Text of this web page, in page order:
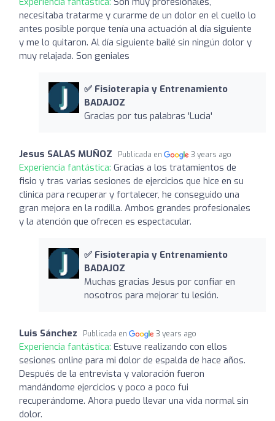
necesitaba tratarme y curarme de un dolor en el cuello lo
antes posible porque tenía una actuación al día siguiente
y me lo quitaron. Al día siguiente bailé sin ningún dolor y
muy relajada. Son geniales
✅ Fisioterapia y Entrenamiento
BADAJOZ
Gracias por tus palabras 'Lucia'
Jesus SALAS MUÑOZ Publicada en 3 years ago
Experiencia fantástica: Gracias a los tratamientos de
fisio y tras varias sesiones de ejercicios que hice en su
clinica para recuperar y fortalecer, he conseguido una
gran mejora en la rodilla. Ambos grandes profesionales
y la atención que ofrecen es espectacular.
✅ Fisioterapia y Entrenamiento
BADAJOZ
Muchas gracias Jesus por confiar en
nosotros para mejorar tu lesión.
Luis Sánchez Publicada en 3 years ago
Experiencia fantástica: Estuve realizando con ellos
sesiones online para mi dolor de espalda de hace años.
Después de la entrevista y valoración fueron
mandándome ejercicios y poco a poco fui
recuperándome. Ahora puedo llevar una vida normal sin
dolor.